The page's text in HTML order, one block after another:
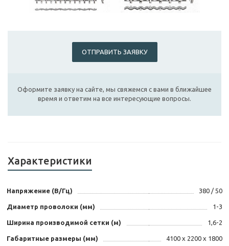
ОТПРАВИТЬ ЗАЯВКУ
Оформите заявку на сайте, мы свяжемся с вами в ближайшее
время и ответим на все интересующие вопросы.
Характеристики
Напряжение (В/Гц) 380 / 50
Диаметр проволоки (мм) 1-3
Ширина производимой сетки (м) 1,6-2
Габаритные размеры (мм) 4100 х 2200 х 1800